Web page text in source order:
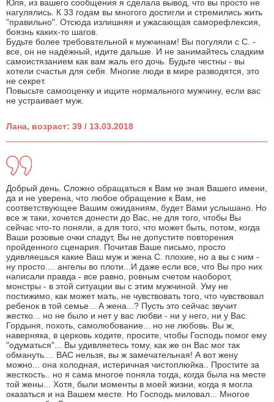
Юля, из вашего сообщения я сделала вывод, что вы просто не
нагулялись. К 33 годам вы многого достигли и стремились жить
"правильно". Отсюда излишняя и ужасающая саморефлексия,
боязнь каких-то шагов.
Будьте более требовательной к мужчинам! Вы погуляли с С. -
все, он не надёжный, идите дальше. И не занимайтесь сладким
самоистязанием как вам жаль его дочь. Будьте честны - вы
хотели счастья для себя. Многие люди в мире разводятся, это
не секрет.
Повысьте самооценку и ищите нормального мужчину, если вас
не устраивает муж.
Лана, возраст: 39 / 13.03.2018
Добрый день. Сложно обращаться к Вам не зная Вашего имени,
да и не уверена, что любое обращение к Вам, не
соответствующее Вашим ожиданиям, будет Вами услышано. Но
все ж таки, хочется донести до Вас, не для того, чтобы Вы
сейчас что-то поняли, а для того, что может быть, потом, когда
Ваши розовые очки спадут, Вы не допустите повторения
пройденного сценария. Почитав Ваше письмо, просто
удивляешься какие Ваш муж и жена С. плохие, но а вы с ним -
ну просто.... ангелы во плоти...И даже если все, что Вы про них
написали правда - все равно, ровным счетом наоборот,
монстры - в этой ситуации вы с этим мужчиной. Уму не
постижимо, как может мать, не чувствовать того, что чувствовал
ребенок в той семье... А жена...? Пусть это сейчас звучит
жестко... но не было и нет у вас любви - ни у него, ни у Вас.
Гордыня, похоть, самолюбование... но не любовь. Вы ж,
наверняка, в церковь ходите, просите, чтобы Господь помог ему
"одуматься"... Вы удивляетесь тому, как же он Вас мог так
обмануть.... ВАС нельзя, вы ж замечательная! А вот жену
можно... она холодная, истеричная чистоплюйка.. Простите за
жесткость.. но я сама многое поняла тогда, когда была на месте
той жены... Хотя, были моменты в моей жизни, когда я могла
оказаться и на Вашем месте. Но Господь миловал... Многое